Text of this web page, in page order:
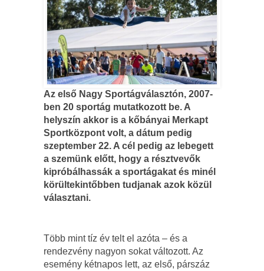
Az első Nagy Sportágválasztón, 2007-
ben 20 sportág mutatkozott be. A
helyszín akkor is a kőbányai Merkapt
Sportközpont volt, a dátum pedig
szeptember 22. A cél pedig az lebegett
a szemünk előtt, hogy a résztvevők
kipróbálhassák a sportágakat és minél
körültekintőbben tudjanak azok közül
választani.
Több mint tíz év telt el azóta – és a
rendezvény nagyon sokat változott. Az
esemény kétnapos lett, az első, párszáz